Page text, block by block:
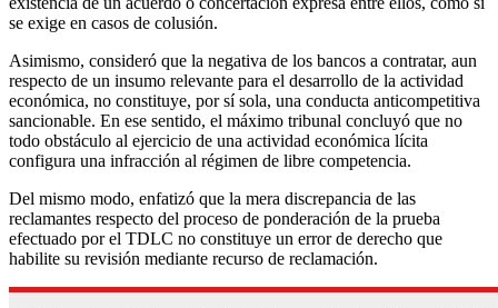
se exige en casos de colusión.
Asimismo, consideró que la negativa de los bancos a contratar, aun
respecto de un insumo relevante para el desarrollo de la actividad
económica, no constituye, por sí sola, una conducta anticompetitiva
sancionable. En ese sentido, el máximo tribunal concluyó que no
todo obstáculo al ejercicio de una actividad económica lícita
configura una infracción al régimen de libre competencia.
Del mismo modo, enfatizó que la mera discrepancia de las
reclamantes respecto del proceso de ponderación de la prueba
efectuado por el TDLC no constituye un error de derecho que
habilite su revisión mediante recurso de reclamación.